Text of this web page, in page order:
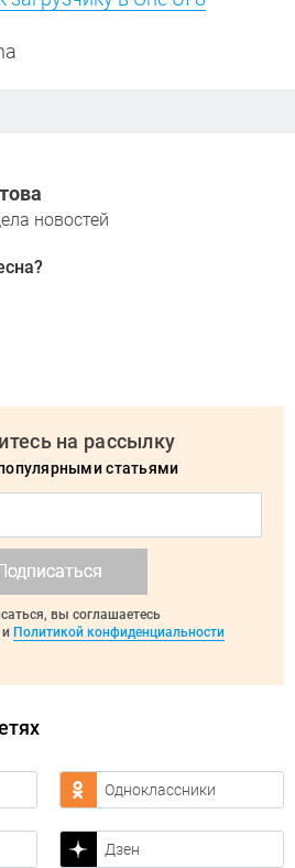
новостей
на рассылку
статьями
Подписаться
вы соглашаетесь
и Политикой конфиденциальности
Одноклассники
Дзен